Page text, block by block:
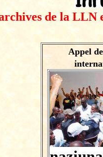
de la LLN
Appel